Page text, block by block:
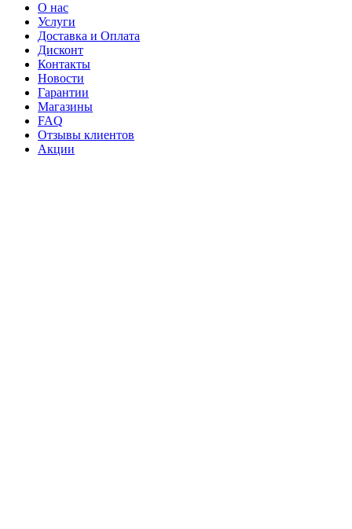
О нас
Услуги
Доставка и Оплата
Дисконт
Контакты
Новости
Гарантии
Магазины
FAQ
Отзывы клиентов
Акции